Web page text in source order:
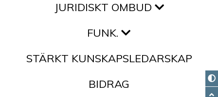
JURIDISKT OMBUD
FUNK.
STÄRKT KUNSKAPSLEDARSKAP
BIDRAG